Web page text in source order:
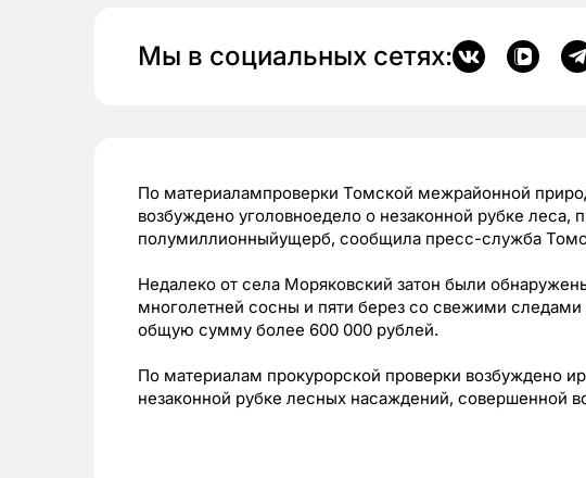
Мы в социальных сетях:
По материалампроверки Томской межрайонной
возбуждено уголовноедело о незаконной рубке леса,
полумиллионныйущерб, сообщила пресс-служба
Недалеко от села Моряковский затон были
многолетней сосны и пяти берез со свежими следами
общую сумму более 600 000 рублей.
По материалам прокурорской проверки возбуждено
незаконной рубке лесных насаждений, совершенной